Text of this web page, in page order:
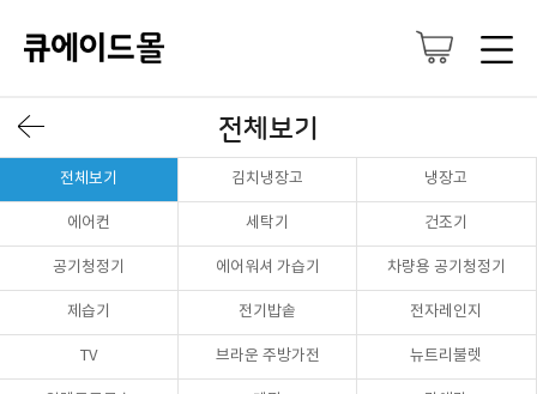
전체보기
전체보기 김치냉장고 냉장고
에어컨 세탁기 건조기
공기청정기 에어워셔 가습기 차량용 공기청정기
제습기 전기밥솥 전자레인지
TV 브라운 주방가전 뉴트리불렛